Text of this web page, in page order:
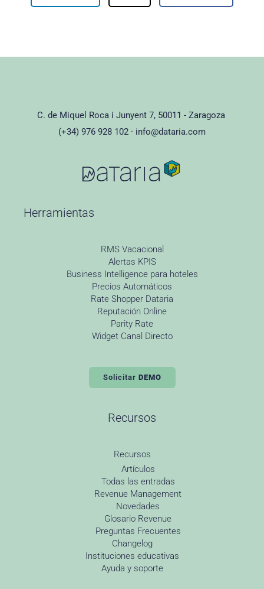
C. de Miquel Roca i Junyent 7, 50011 - Zaragoza
(+34) 976 928 102 · info@dataria.com
Herramientas
RMS Vacacional
Alertas KPIS
Business Intelligence para hoteles
Precios Automáticos
Rate Shopper Dataria
Reputación Online
Parity Rate
Widget Canal Directo
Solicitar DEMO
Recursos
Recursos
Artículos
Todas las entradas
Revenue Management
Novedades
Glosario Revenue
Preguntas Frecuentes
Changelog
Instituciones educativas
Ayuda y soporte